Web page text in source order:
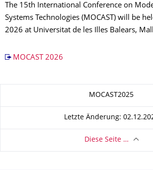
The 15th International Conference on
Systems Technologies (MOCAST) will be
2026 at Universitat de les Illes Balears,
MOCAST 2026
MOCAST2025
Letzte Änderung:
Diese Seite …